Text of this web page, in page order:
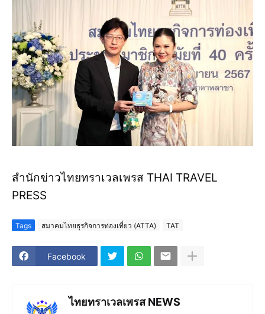
สำนักข่าวไทยทราเวลเพรส THAI TRAVEL
PRESS
Tags สมาคมไทยธุรกิจการท่องเที่ยว (ATTA) TAT
Facebook
ไทยทราเวลเพรส NEWS